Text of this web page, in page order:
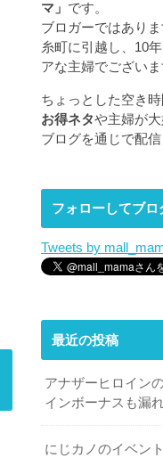
マ」 です。
ブロガーではあり
糸町に引越し、10
アな主婦でございま
ちょっとした空き
お得ネタや主婦が大
ブログを通じで配
フォローしてブロ
Tweets by
最近の投稿
アナザーヒロイン
インボーナスも漏
にじカノのイベン